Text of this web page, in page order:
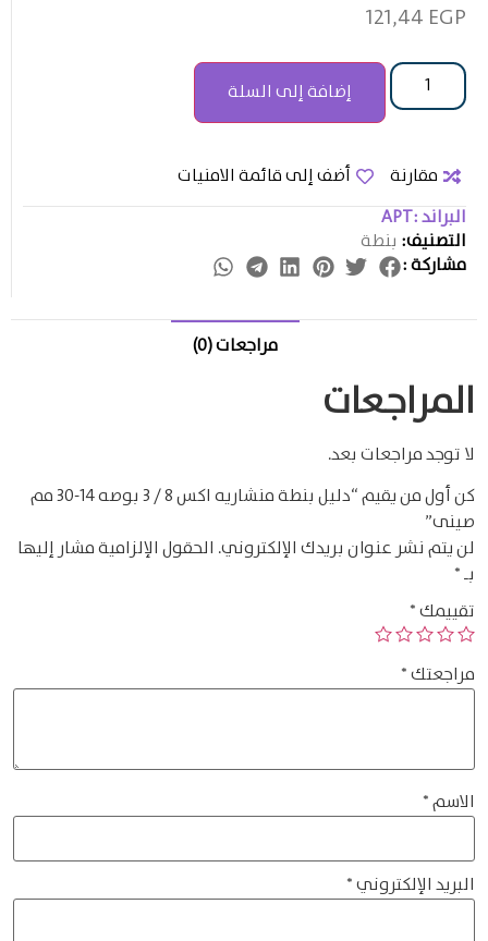
121,44 EGP
إضافة إلى السلة
مقارنة
أضف إلى قائمة الامنيات
البراند :APT
التصنيف: بنطة
مشاركة :
مراجعات (0)
المراجعات
لا توجد مراجعات بعد.
كن أول من يقيم “دليل بنطة منشاريه اكس 8 / 3 بوصه 14-30 مم
صينى”
لن يتم نشر عنوان بريدك الإلكتروني. الحقول الإلزامية مشار إليها
بـ*
تقييمك*
مراجعتك*
الاسم*
البريد الإلكتروني*